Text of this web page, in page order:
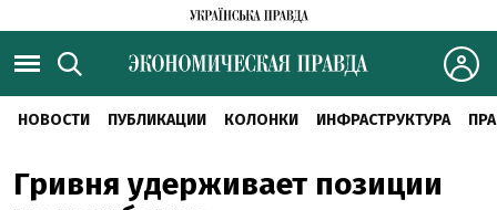
НОВОСТИ ПУБЛИКАЦИИ КОЛОНКИ ИНФРАСТРУКТУРА
Гривня удерживает позиции